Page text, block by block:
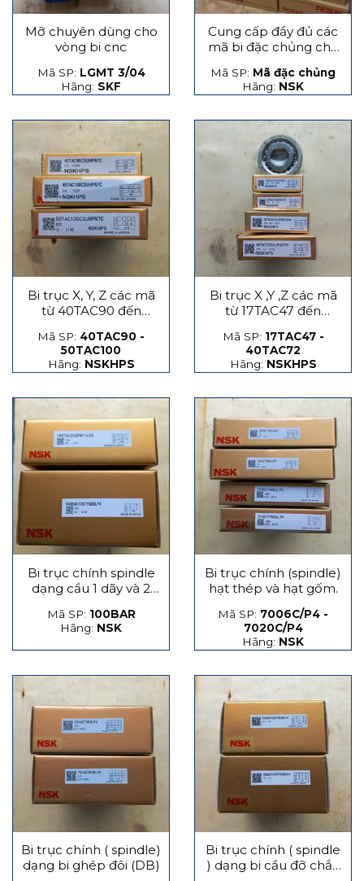
Mỡ chuyên dùng cho
vòng bi cnc
Mã SP: LGMT 3/04
Hãng: SKF
Cung cấp đầy đủ các
mã bi đặc chủng cho
Mã SP: Mã đặc chủng
Hãng: NSK
Bi trục X, Y, Z các mã
từ 40TAC90 đến
Mã SP: 40TAC90 -
50TAC100
Hãng: NSKHPS
Bi trục X ,Y ,Z các mã
từ 17TAC47 đến
Mã SP: 17TAC47 -
40TAC72
Hãng: NSKHPS
Bi trục chính spindle
dạng cầu 1 dãy và 2
Mã SP: 100BAR
Hãng: NSK
Bi trục chính (spindle)
hạt thép và hạt gốm.
Mã SP: 7006C/P4 -
7020C/P4
Hãng: NSK
Bi trục chính ( spindle)
dạng bi ghép đôi (DB)
Bi trục chính ( spindle
) dạng bi cầu đỡ chắn